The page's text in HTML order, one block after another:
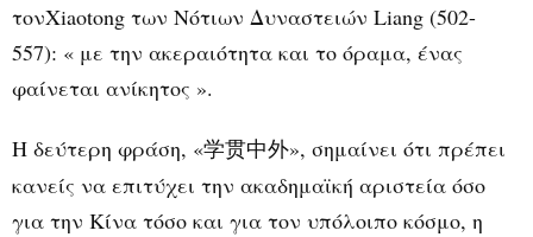
τονXiaotong των Νότιων Δυναστειών Liang (502-
557): « με την ακεραιότητα και το όραμα, ένας
φαίνεται ανίκητος ».
Η δεύτερη φράση, «学贯中外», σημαίνει ότι πρέπει
κανείς να επιτύχει την ακαδημαϊκή αριστεία όσο
για την Κίνα τόσο και για τον υπόλοιπο κόσμο, η